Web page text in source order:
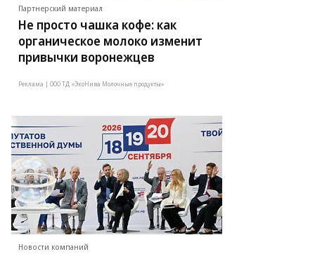
Партнерский материал
Не просто чашка кофе: как
органическое молоко изменит
привычки воронежцев
Реклама | ООО ТД «ЭкоНива Молочные продукты»
Новости компаний